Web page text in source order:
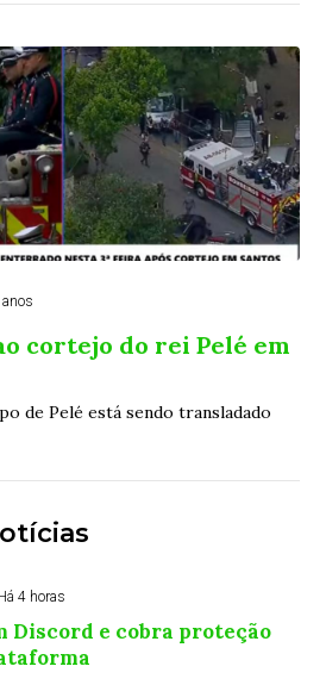
cortejo do rei Pelé em
de Pelé está sendo transladado
4 horas
Discord e cobra proteção